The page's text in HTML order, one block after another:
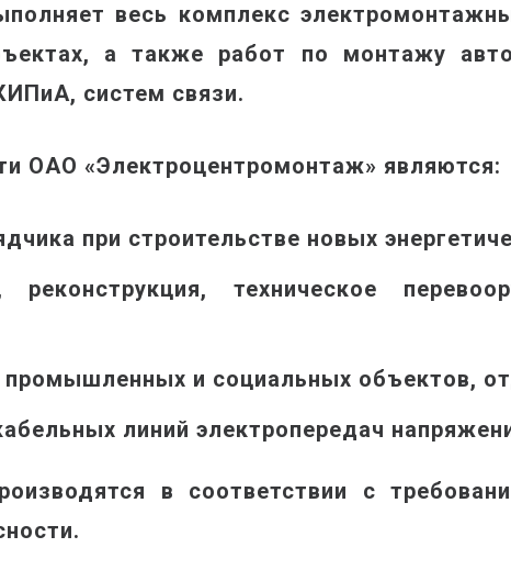
весь комплекс
а также работ по монтажу
систем связи.
ОАО «Электроцентромонтаж» являются:
при строительстве новых
реконструкция, техническое
и социальных объектов,
линий электропередач
в соответствии с